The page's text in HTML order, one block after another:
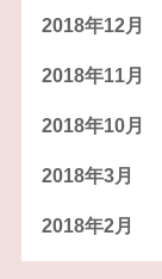
2018年12月
2018年11月
2018年10月
2018年3月
2018年2月